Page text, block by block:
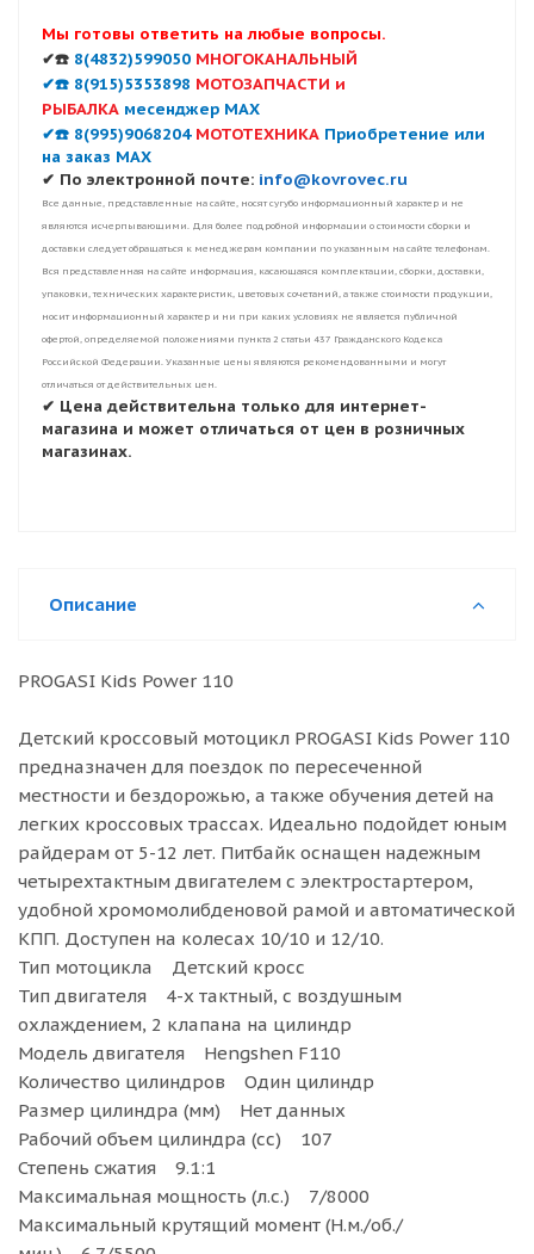
Мы готовы ответить на любые вопросы.
✔☎️ 8(4832)599050 МНОГОКАНАЛЬНЫЙ
✔☎️ 8(915)5353898 МОТОЗАПЧАСТИ и
РЫБАЛКА месенджер MAX
✔☎️ 8(995)9068204 МОТОТЕХНИКА Приобретение или
на заказ MAX
✔ По электронной почте: info@kovrovec.ru
Все данные, представленные на сайте, носят сугубо информационный характер и не
являются исчерпывающими. Для более подробной информации о стоимости сборки и
доставки следует обращаться к менеджерам компании по указанным на сайте телефонам.
Вся представленная на сайте информация, касающаяся комплектации, сборки, доставки,
упаковки, технических характеристик, цветовых сочетаний, а также стоимости продукции,
носит информационный характер и ни при каких условиях не является публичной
офертой, определяемой положениями пункта 2 статьи 437 Гражданского Кодекса
Российской Федерации. Указанные цены являются рекомендованными и могут
отличаться от действительных цен.
✔ Цена действительна только для интернет-
магазина и может отличаться от цен в розничных
магазинах.
Описание
PROGASI Kids Power 110
Детский кроссовый мотоцикл PROGASI Kids Power 110
предназначен для поездок по пересеченной
местности и бездорожью, а также обучения детей на
легких кроссовых трассах. Идеально подойдет юным
райдерам от 5-12 лет. Питбайк оснащен надежным
четырехтактным двигателем с электростартером,
удобной хромомолибденовой рамой и автоматической
КПП. Доступен на колесах 10/10 и 12/10.
Тип мотоцикла Детский кросс
Тип двигателя 4-х тактный, с воздушным
охлаждением, 2 клапана на цилиндр
Модель двигателя Hengshen F110
Количество цилиндров Один цилиндр
Размер цилиндра (мм) Нет данных
Рабочий объем цилиндра (cc) 107
Степень сжатия 9.1:1
Максимальная мощность (л.с.) 7/8000
Максимальный крутящий момент (Н.м./об./